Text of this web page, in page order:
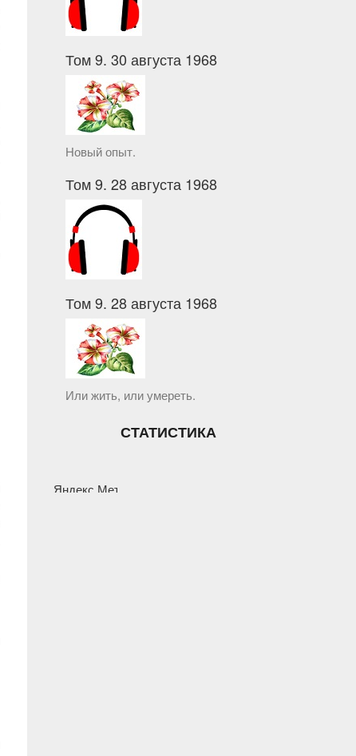
Том 9. 30 августа 1968
Новый опыт.
Том 9. 28 августа 1968
Том 9. 28 августа 1968
Или жить, или умереть.
СТАТИСТИКА